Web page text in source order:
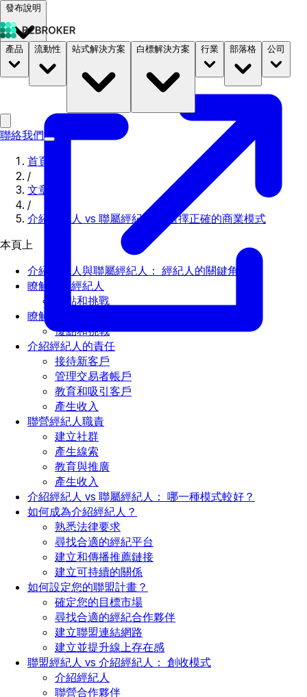
發布說明
文件 定價 B2STORE
產品 流動性 站式解決方案 白標解決方案 行業 部落格 公司
聯絡我們
首頁
/
文章
/
介紹經紀人 vs 聯屬經紀人： 選擇正確的商業模式
本頁上
介紹經紀人與聯屬經紀人： 經紀人的關鍵角色
瞭解介紹經紀人
優點和挑戰
瞭解聯盟計劃
優點和挑戰
介紹經紀人的責任
接待新客戶
管理交易者帳戶
教育和吸引客戶
產生收入
聯營經紀人職責
建立社群
產生線索
教育與推廣
產生收入
介紹經紀人 vs 聯屬經紀人： 哪一種模式較好？
如何成為介紹經紀人？
熟悉法律要求
尋找合適的經紀平台
建立和傳播推薦鏈接
建立可持續的關係
如何設定您的聯盟計畫？
確定您的目標市場
尋找合適的經紀合作夥伴
建立聯盟連結網路
建立並提升線上存在感
聯盟經紀人 vs 介紹經紀人： 創收模式
介紹經紀人
聯營合作夥伴